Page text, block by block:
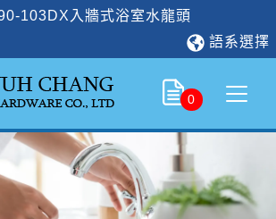
103DX入牆式浴室水龍頭
語系選擇
0